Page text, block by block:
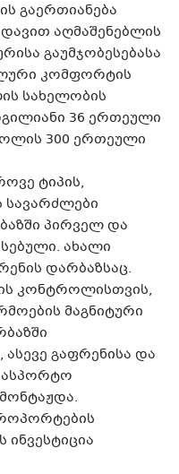
გაერთიანება
აღმაშენებლის
გაუმჯობესებასა
კომფორტის
სახელობის
36 ერთეული
300 ერთეული
ტიპის,
პირველ და
ახალი
დარბაზსაც.
კონტროლისთვის,
მაგნიტური
გაფრენისა და
ინვესტიცია